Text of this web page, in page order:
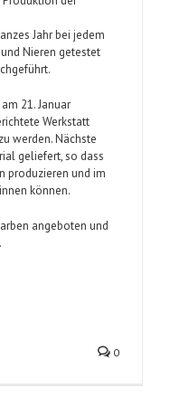
Jahr bei jedem
Nieren getestet
21. Januar
Werkstatt
werden. Nächste
geliefert, so dass
produzieren und im
können.
angeboten und
0